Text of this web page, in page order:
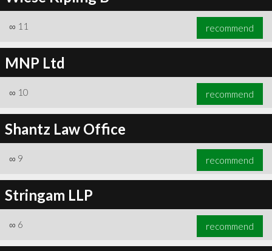
∞ 11 recommend
MNP Ltd
∞ 10 recommend
Shantz Law Office
∞ 9 recommend
Stringam LLP
∞ 6 recommend